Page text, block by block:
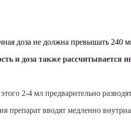
доза не должна превышать 240
и доза также рассчитывается
2-4 мл предварительно
препарат вводят медленно